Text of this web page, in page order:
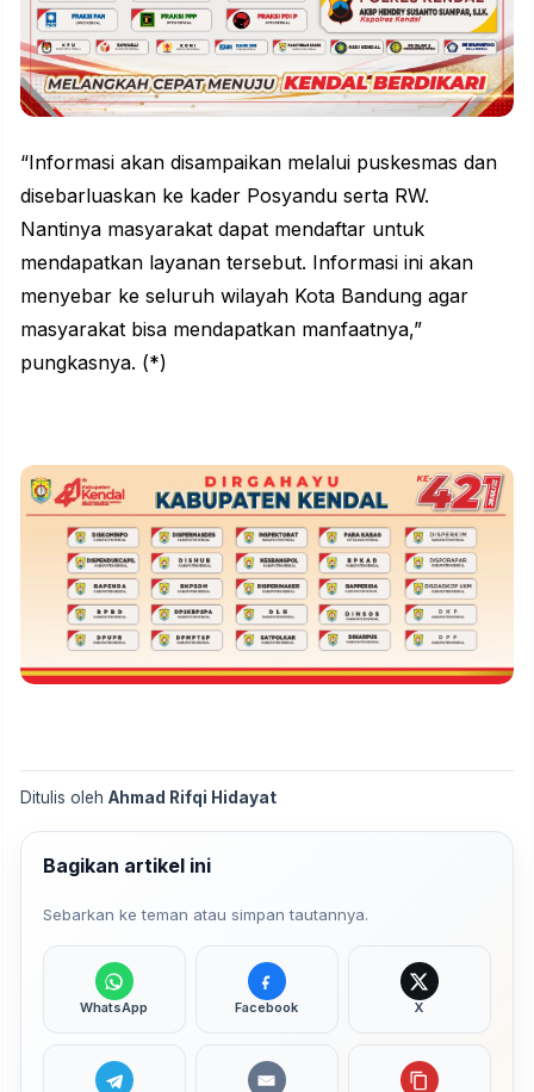
“Informasi akan disampaikan melalui puskesmas dan
disebarluaskan ke kader Posyandu serta RW.
Nantinya masyarakat dapat mendaftar untuk
mendapatkan layanan tersebut. Informasi ini akan
menyebar ke seluruh wilayah Kota Bandung agar
masyarakat bisa mendapatkan manfaatnya,”
pungkasnya. (*)
Ditulis oleh Ahmad Rifqi Hidayat
Bagikan artikel ini
Sebarkan ke teman atau simpan tautannya.
WhatsApp Facebook X